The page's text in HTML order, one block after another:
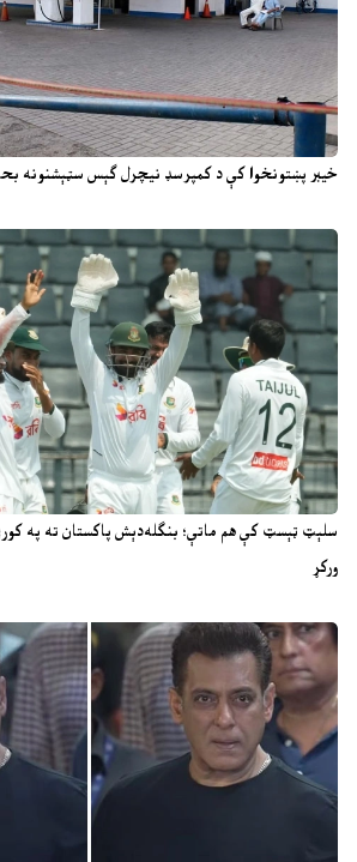
خیبر پښتونخوا کې د کمپرسډ نیچرل ګېس سټېشنونه
سلېټ ټېسټ کې هم ماتې؛ بنګله‌دېش پاکستان ته په
ورکړ